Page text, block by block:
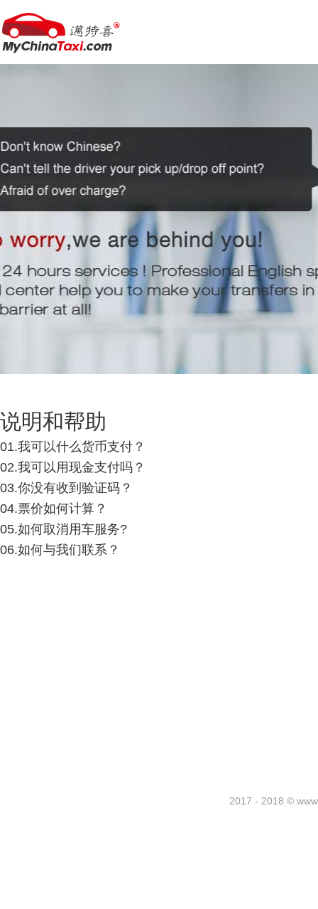
说明和帮助
01.我可以什么货币支付？
02.我可以用现金支付吗？
03.你没有收到验证码？
04.票价如何计算？
05.如何取消用车服务?
06.如何与我们联系？
2017 - 2018 ©